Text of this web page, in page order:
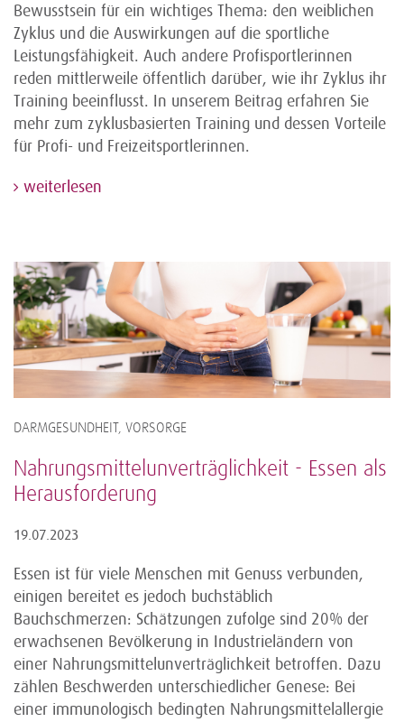
Bewusstsein für ein wichtiges Thema: den weiblichen
Zyklus und die Auswirkungen auf die sportliche
Leistungsfähigkeit. Auch andere Profisportlerinnen
reden mittlerweile öffentlich darüber, wie ihr Zyklus ihr
Training beeinflusst. In unserem Beitrag erfahren Sie
mehr zum zyklusbasierten Training und dessen Vorteile
für Profi- und Freizeitsportlerinnen.
weiterlesen
DARMGESUNDHEIT, VORSORGE
Nahrungsmittelunverträglichkeit - Essen als
Herausforderung
19.07.2023
Essen ist für viele Menschen mit Genuss verbunden,
einigen bereitet es jedoch buchstäblich
Bauchschmerzen: Schätzungen zufolge sind 20% der
erwachsenen Bevölkerung in Industrieländern von
einer Nahrungsmittelunverträglichkeit betroffen. Dazu
zählen Beschwerden unterschiedlicher Genese: Bei
einer immunologisch bedingten Nahrungsmittelallergie